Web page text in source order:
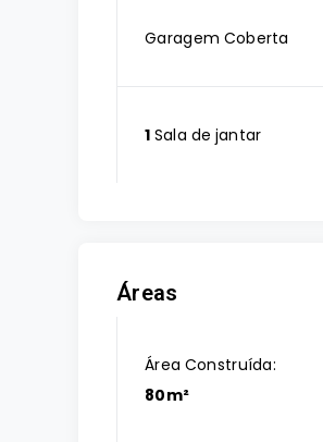
Garagem Coberta
1 Sala de jantar
Áreas
Área Construída:
80m²